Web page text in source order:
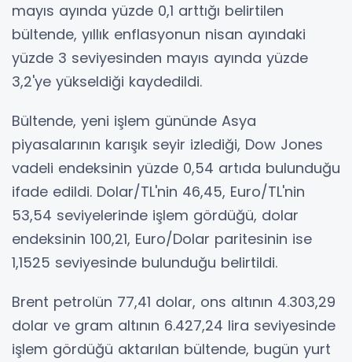
mayıs ayında yüzde 0,1 arttığı belirtilen
bültende, yıllık enflasyonun nisan ayındaki
yüzde 3 seviyesinden mayıs ayında yüzde
3,2'ye yükseldiği kaydedildi.
Bültende, yeni işlem gününde Asya
piyasalarının karışık seyir izlediği, Dow Jones
vadeli endeksinin yüzde 0,54 artıda bulunduğu
ifade edildi. Dolar/TL'nin 46,45, Euro/TL'nin
53,54 seviyelerinde işlem gördüğü, dolar
endeksinin 100,21, Euro/Dolar paritesinin ise
1,1525 seviyesinde bulunduğu belirtildi.
Brent petrolün 77,41 dolar, ons altının 4.303,29
dolar ve gram altının 6.427,24 lira seviyesinde
işlem gördüğü aktarılan bültende, bugün yurt